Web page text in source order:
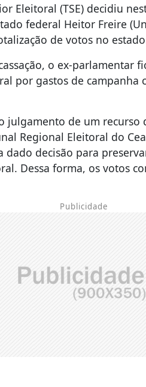
Eleitoral (TSE) decidiu
federal Heitor Freire
de votos no
o ex-parlamentar
por gastos de
julgamento de um
Regional Eleitoral do
dado decisão para
Dessa forma, os votos
Publicidade